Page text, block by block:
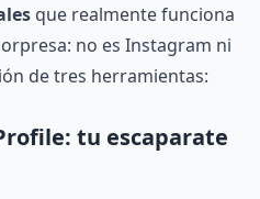
que realmente funciona
no es Instagram ni
de tres herramientas:
tu escaparate